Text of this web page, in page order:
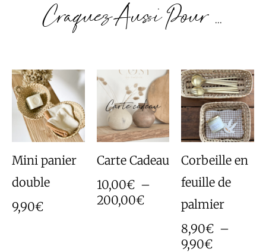
Craquez Aussi Pour ...
Mini panier
double
9,90€
Carte Cadeau
10,00€ –
200,00€
Plage
de
prix :
10,00€
à
200,00€Corbeille en
feuille de
palmier
8,90€ –
9,90€
Plage
de
prix :
8,90€
à
9,90€